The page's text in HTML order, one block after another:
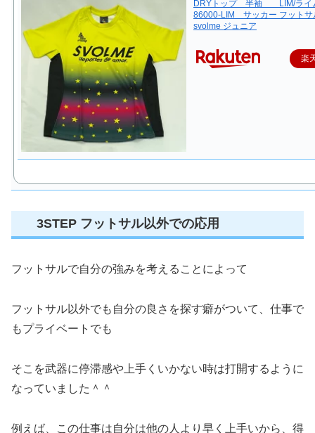
DRYトップ 半袖 LIM/ラ
86000-LIM サッカー フットサ
svolme ジュニア
楽
3STEP フットサル以外での応用
フットサルで自分の強みを考えることによって
フットサル以外でも自分の良さを探す癖がついて、仕事で
もプライベートでも
そこを武器に停滞感や上手くいかない時は打開するように
なっていました＾＾
例えば、この仕事は自分は他の人より早く上手いから、得